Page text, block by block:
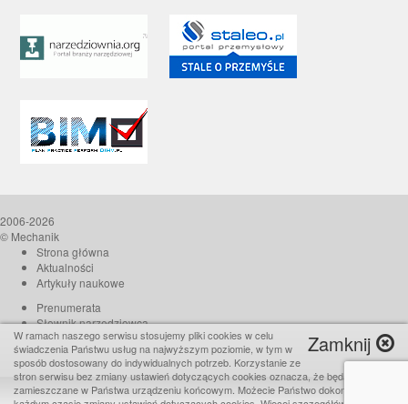
2006-2026
© Mechanik
Strona główna
Aktualności
Artykuły naukowe
Prenumerata
Słownik narzędziowca
O czasopiśmie
Reklama
Kontakt
Zamknij
W ramach naszego serwisu stosujemy pliki cookies w celu
świadczenia Państwu usług na najwyższym poziomie, w tym w
sposób dostosowany do indywidualnych potrzeb. Korzystanie ze
stron serwisu bez zmiany ustawień dotyczących cookies oznacza, że będą one
zamieszczane w Państwa urządzeniu końcowym. Możecie Państwo dokonać w